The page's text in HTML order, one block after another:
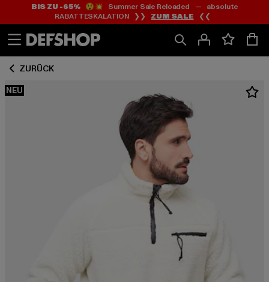
Zum
Inhalt
springen
Zum
Fußzeile
springen
BIS ZU -65%😲💥 Summer Sale Reloaded — absolute
RABATTESKALATION ❯❯ ZUM SALE ❮❮
ZURÜCK
NEU